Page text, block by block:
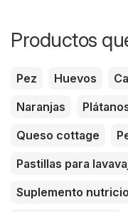
Productos
Pez Huevos
Naranjas
Queso cottage
Pastillas para
Suplemento